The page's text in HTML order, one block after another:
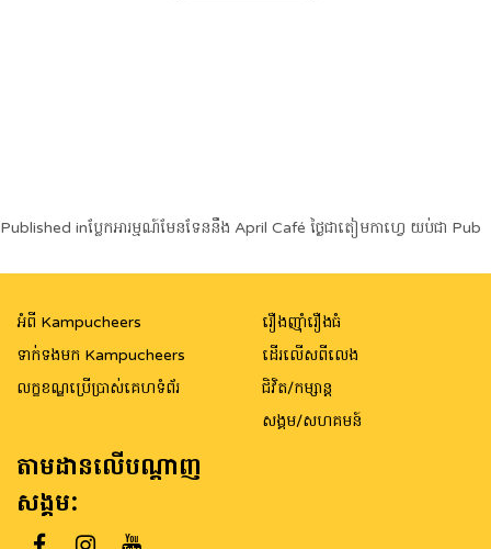
Post
navigation
Published inប្លែកអារម្មណ៍មែនទែននឹង April Café ថ្ងៃជាតៀមកាហ្វេ យប់ជា ​Pub
អំពី Kampucheers
ទាក់ទងមក Kampucheers
លក្ខខណ្ឌប្រើប្រាស់គេហទំព័រ
រឿងញ៉ាំរឿងធំ
ដើរលើសពីលេង
ជិវិត/កម្សាន្ត
សង្គម/សហគមន៍
តាមដានលើបណ្តាញ
សង្គម: